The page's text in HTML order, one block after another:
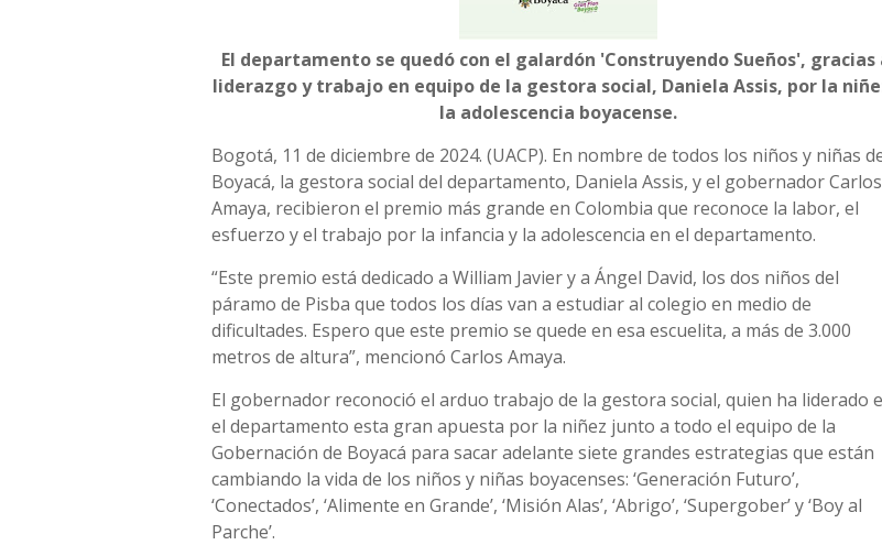
El departamento se quedó con el galardón 'Construyendo Sueños', gracias
liderazgo y trabajo en equipo de la gestora social, Daniela Assis, por la
la adolescencia boyacense.
Bogotá, 11 de diciembre de 2024. (UACP). En nombre de todos los niños y niñas
Boyacá, la gestora social del departamento, Daniela Assis, y el gobernador Carlos
Amaya, recibieron el premio más grande en Colombia que reconoce la labor, el
esfuerzo y el trabajo por la infancia y la adolescencia en el departamento.
“Este premio está dedicado a William Javier y a Ángel David, los dos niños del
páramo de Pisba que todos los días van a estudiar al colegio en medio de
dificultades. Espero que este premio se quede en esa escuelita, a más de 3.000
metros de altura”, mencionó Carlos Amaya.
El gobernador reconoció el arduo trabajo de la gestora social, quien ha liderado
el departamento esta gran apuesta por la niñez junto a todo el equipo de la
Gobernación de Boyacá para sacar adelante siete grandes estrategias que están
cambiando la vida de los niños y niñas boyacenses: ‘Generación Futuro’,
‘Conectados’, ‘Alimente en Grande’, ‘Misión Alas’, ‘Abrigo’, ‘Supergober’ y ‘Boy al
Parche’.